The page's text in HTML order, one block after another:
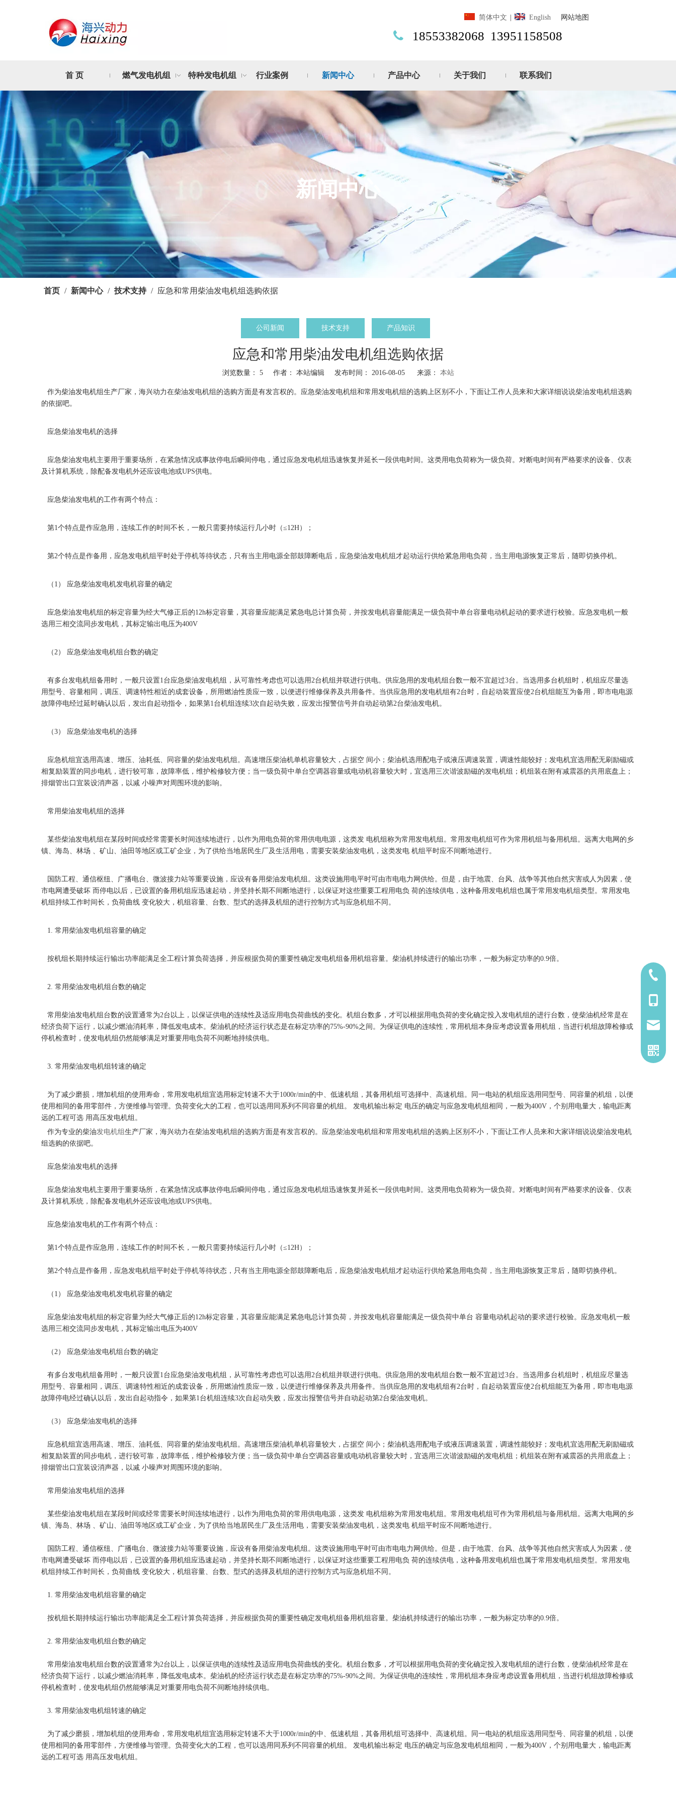
简体中文 English 网站地图
 18553382068 13951158508
首 页 燃气发电机组 特种发电机组 行业案例 新闻中心 产品中心 关于我们 联系我们
新闻中心
首页 / 新闻中心 / 技术支持 / 应急和常用柴油发电机组选购依据
公司新闻 技术支持 产品知识
应急和常用柴油发电机组选购依据
浏览数量： 5作者： 本站编辑 发布时间： 2016-08-05 来源： 本站
["wechat","weibo","qzone","douban","email"]
作为柴油发电机组生产厂家，海兴动力在柴油发电机组的选购方面是有发言权的。应急柴油发电机组和常用发电机组的选购上区别不小，下面让工作人员来和大家详细说说柴油发电机组选购
的依据吧。
应急柴油发电机的选择
应急柴油发电机主要用于重要场所，在紧急情况或事故停电后瞬间停电，通过应急发电机组迅速恢复并延长一段供电时间。这类用电负荷称为一级负荷。对断电时间有严格要求的设备、仪表
及计算机系统，除配备发电机外还应设电池或UPS供电。
应急柴油发电机的工作有两个特点：
第1个特点是作应急用，连续工作的时间不长，一般只需要持续运行几小时（≤12H）；
第2个特点是作备用，应急发电机组平时处于停机等待状态，只有当主用电源全部鼓障断电后，应急柴油发电机组才起动运行供给紧急用电负荷，当主用电源恢复正常后，随即切换停机。
（1） 应急柴油发电机发电机容量的确定
应急柴油发电机组的标定容量为经大气修正后的12h标定容量，其容量应能满足紧急电总计算负荷，并按发电机容量能满足一级负荷中单台容量电动机起动的要求进行校验。应急发电机一般
选用三相交流同步发电机，其标定输出电压为400V
（2） 应急柴油发电机组台数的确定
有多台发电机组备用时，一般只设置1台应急柴油发电机组，从可靠性考虑也可以选用2台机组并联进行供电。供应急用的发电机组台数一般不宜超过3台。当选用多台机组时，机组应尽量选
用型号、容量相同，调压、调速特性相近的成套设备，所用燃油性质应一致，以便进行维修保养及共用备件。当供应急用的发电机组有2台时，自起动装置应使2台机组能互为备用，即市电电源
故障停电经过延时确认以后，发出自起动指令，如果第1台机组连续3次自起动失败，应发出报警信号并自动起动第2台柴油发电机。
（3） 应急柴油发电机的选择
应急机组宜选用高速、增压、油耗低、同容量的柴油发电机组。高速增压柴油机单机容量较大，占据空 间小；柴油机选用配电子或液压调速装置，调速性能较好；发电机宜选用配无刷励磁或
相复励装置的同步电机，进行较可靠，故障率低，维护检修较方便；当一级负荷中单台空调器容量或电动机容量较大时，宜选用三次谐波励磁的发电机组；机组装在附有减震器的共用底盘上；
排烟管出口宜装设消声器，以减 小噪声对周围环境的影响。
常用柴油发电机组的选择
某些柴油发电机组在某段时间或经常需要长时间连续地进行，以作为用电负荷的常用供电电源，这类发 电机组称为常用发电机组。常用发电机组可作为常用机组与备用机组。远离大电网的乡
镇、海岛、林场 、矿山、油田等地区或工矿企业，为了供给当地居民生厂及生活用电，需要安装柴油发电机，这类发电 机组平时应不间断地进行。
国防工程、通信枢纽、广播电台、微波接力站等重要设施，应设有备用柴油发电机组。这类设施用电平时可由市电电力网供给。但是，由于地震、台风、战争等其他自然灾害或人为因素，使
市电网遭受破坏 而停电以后，已设置的备用机组应迅速起动，并坚持长期不间断地进行，以保证对这些重要工程用电负 荷的连续供电，这种备用发电机组也属于常用发电机组类型。常用发电
机组持续工作时间长，负荷曲线 变化较大，机组容量、台数、型式的选择及机组的进行控制方式与应急机组不同。
1. 常用柴油发电机组容量的确定
按机组长期持续运行输出功率能满足全工程计算负荷选择，并应根据负荷的重要性确定发电机组备用机组容量。柴油机持续进行的输出功率，一般为标定功率的0.9倍。
2. 常用柴油发电机组台数的确定
常用柴油发电机组台数的设置通常为2台以上，以保证供电的连续性及适应用电负荷曲线的变化。机组台数多，才可以根据用电负荷的变化确定投入发电机组的进行台数，使柴油机经常是在
经济负荷下运行，以减少燃油消耗率，降低发电成本。柴油机的经济运行状态是在标定功率的75%-90%之间。为保证供电的连续性，常用机组本身应考虑设置备用机组，当进行机组故障检修或
停机检查时，使发电机组仍然能够满足对重要用电负荷不间断地持续供电。
3. 常用柴油发电机组转速的确定
为了减少磨损，增加机组的使用寿命，常用发电机组宜选用标定转速不大于1000r/min的中、低速机组，其备用机组可选择中、高速机组。同一电站的机组应选用同型号、同容量的机组，以便
使用相同的备用零部件，方便维修与管理。负荷变化大的工程，也可以选用同系列不同容量的机组。 发电机输出标定 电压的确定与应急发电机组相同，一般为400V，个别用电量大，输电距离
远的工程可选 用高压发电机组。
作为专业的柴油发电机组 生产厂家，海兴动力在柴油发电机组的选购方面是有发言权的。应急柴油发电机组和常用发电机组的选购上区别不小，下面让工作人员来和大家详细说说柴油发电机
组选购的依据吧。
应急柴油发电机的选择
应急柴油发电机主要用于重要场所，在紧急情况或事故停电后瞬间停电，通过应急发电机组迅速恢复并延长一段供电时间。这类用电负荷称为一级负荷。对断电时间有严格要求的设备、仪表
及计算机系统，除配备发电机外还应设电池或UPS供电。
应急柴油发电机的工作有两个特点：
第1个特点是作应急用，连续工作的时间不长，一般只需要持续运行几小时（≤12H）；
第2个特点是作备用，应急发电机组平时处于停机等待状态，只有当主用电源全部鼓障断电后，应急柴油发电机组才起动运行供给紧急用电负荷，当主用电源恢复正常后，随即切换停机。
（1） 应急柴油发电机发电机容量的确定
应急柴油发电机组的标定容量为经大气修正后的12h标定容量，其容量应能满足紧急电总计算负荷，并按发电机容量能满足一级负荷中单台 容量电动机起动的要求进行校验。应急发电机一般
选用三相交流同步发电机，其标定输出电压为400V
（2） 应急柴油发电机组台数的确定
有多台发电机组备用时，一般只设置1台应急柴油发电机组，从可靠性考虑也可以选用2台机组并联进行供电。供应急用的发电机组台数一般不宜超过3台。当选用多台机组时，机组应尽量选
用型号、容量相同，调压、调速特性相近的成套设备，所用燃油性质应一致，以便进行维修保养及共用备件。当供应急用的发电机组有2台时，自起动装置应使2台机组能互为备用，即市电电源
故障停电经过确认以后，发出自起动指令，如果第1台机组连续3次自起动失败，应发出报警信号并自动起动第2台柴油发电机。
（3） 应急柴油发电机的选择
应急机组宜选用高速、增压、油耗低、同容量的柴油发电机组。高速增压柴油机单机容量较大，占据空 间小；柴油机选用配电子或液压调速装置，调速性能较好；发电机宜选用配无刷励磁或
相复励装置的同步电机，进行较可靠，故障率低，维护检修较方便；当一级负荷中单台空调器容量或电动机容量较大时，宜选用三次谐波励磁的发电机组；机组装在附有减震器的共用底盘上；
排烟管出口宜装设消声器，以减 小噪声对周围环境的影响。
常用柴油发电机组的选择
某些柴油发电机组在某段时间或经常需要长时间连续地进行，以作为用电负荷的常用供电电源，这类发 电机组称为常用发电机组。常用发电机组可作为常用机组与备用机组。远离大电网的乡
镇、海岛、林场 、矿山、油田等地区或工矿企业，为了供给当地居民生厂及生活用电，需要安装柴油发电机，这类发电 机组平时应不间断地进行。
国防工程、通信枢纽、广播电台、微波接力站等重要设施，应设有备用柴油发电机组。这类设施用电平时可由市电电力网供给。但是，由于地震、台风、战争等其他自然灾害或人为因素，使
市电网遭受破坏 而停电以后，已设置的备用机组应迅速起动，并坚持长期不间断地进行，以保证对这些重要工程用电负 荷的连续供电，这种备用发电机组也属于常用发电机组类型。常用发电
机组持续工作时间长，负荷曲线 变化较大，机组容量、台数、型式的选择及机组的进行控制方式与应急机组不同。
1. 常用柴油发电机组容量的确定
按机组长期持续运行输出功率能满足全工程计算负荷选择，并应根据负荷的重要性确定发电机组备用机组容量。柴油机持续进行的输出功率，一般为标定功率的0.9倍。
2. 常用柴油发电机组台数的确定
常用柴油发电机组台数的设置通常为2台以上，以保证供电的连续性及适应用电负荷曲线的变化。机组台数多，才可以根据用电负荷的变化确定投入发电机组的进行台数，使柴油机经常是在
经济负荷下运行，以减少燃油消耗率，降低发电成本。柴油机的经济运行状态是在标定功率的75%-90%之间。为保证供电的连续性，常用机组本身应考虑设置备用机组，当进行机组故障检修或
停机检查时，使发电机组仍然能够满足对重要用电负荷不间断地持续供电。
3. 常用柴油发电机组转速的确定
为了减少磨损，增加机组的使用寿命，常用发电机组宜选用标定转速不大于1000r/min的中、低速机组，其备用机组可选择中、高速机组。同一电站的机组应选用同型号、同容量的机组，以便
使用相同的备用零部件，方便维修与管理。负荷变化大的工程，也可以选用同系列不同容量的机组。 发电机输出标定 电压的确定与应急发电机组相同，一般为400V，个别用电量大，输电距离
远的工程可选 用高压发电机组。
185-